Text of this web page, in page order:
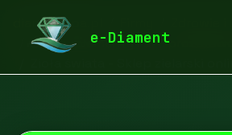
e-Diament
diamentspa.pl
Leki, suplementy i art.